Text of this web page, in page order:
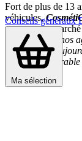
Conseils généraux
Ma sélection
Fort de plus de 13
véhicules,
un nouveau
été initiée par nos
le pdg. Mais
de manière